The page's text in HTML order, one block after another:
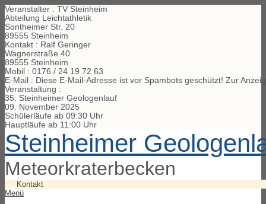
Veranstalter : TV Steinheim
Abteilung Leichtathletik
Sontheimer Str. 20
89555 Steinheim
Kontakt : Ralf Geringer
Wagnerstraße 40
89555 Steinheim
Mobil : 0176 / 24 19 72 63
E-Mail : Diese E-Mail-Adresse ist vor Spambots geschützt! Zur
Veranstaltung :
35. Steinheimer Geologenlauf
09. November 2025
Schülerläufe ab 09:30 Uhr
Hauptläufe ab 11:00 Uhr
Steinheimer
Meteorkraterbecken
Kontakt
Menü